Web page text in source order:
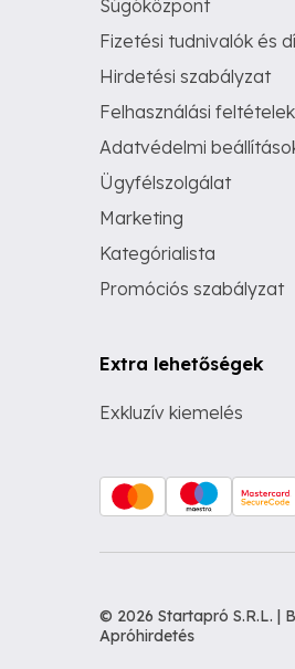
Súgóközpont
Fizetési tudnivalók és
Hirdetési szabályzat
Felhasználási feltételek
Adatvédelmi
Ügyfélszolgálat
Marketing
Kategórialista
Promóciós szabályzat
Extra lehetőségek
Exkluzív kiemelés
© 2026 Startapró S.R.L. |
Apróhirdetés